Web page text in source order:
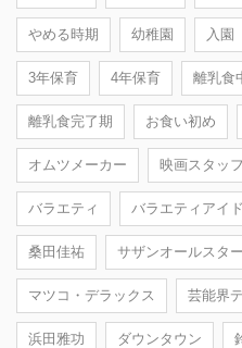
やめる時期 幼稚園 入園
3年保育 4年保育 離乳食
離乳食完了期 お食い初め
オムツメーカー 映画スタッフ
バラエティ バラエティアイ
桑田佳祐 サザンオールスタ
マツコ・デラックス 芸能界
浜田雅功 ダウンタウン